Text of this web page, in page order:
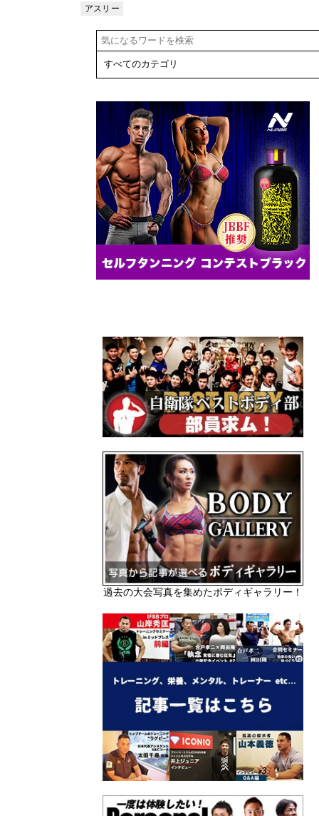
～ 明日の“ ミ
アスリー
過去の大会写真を集めたボディギャラリー！